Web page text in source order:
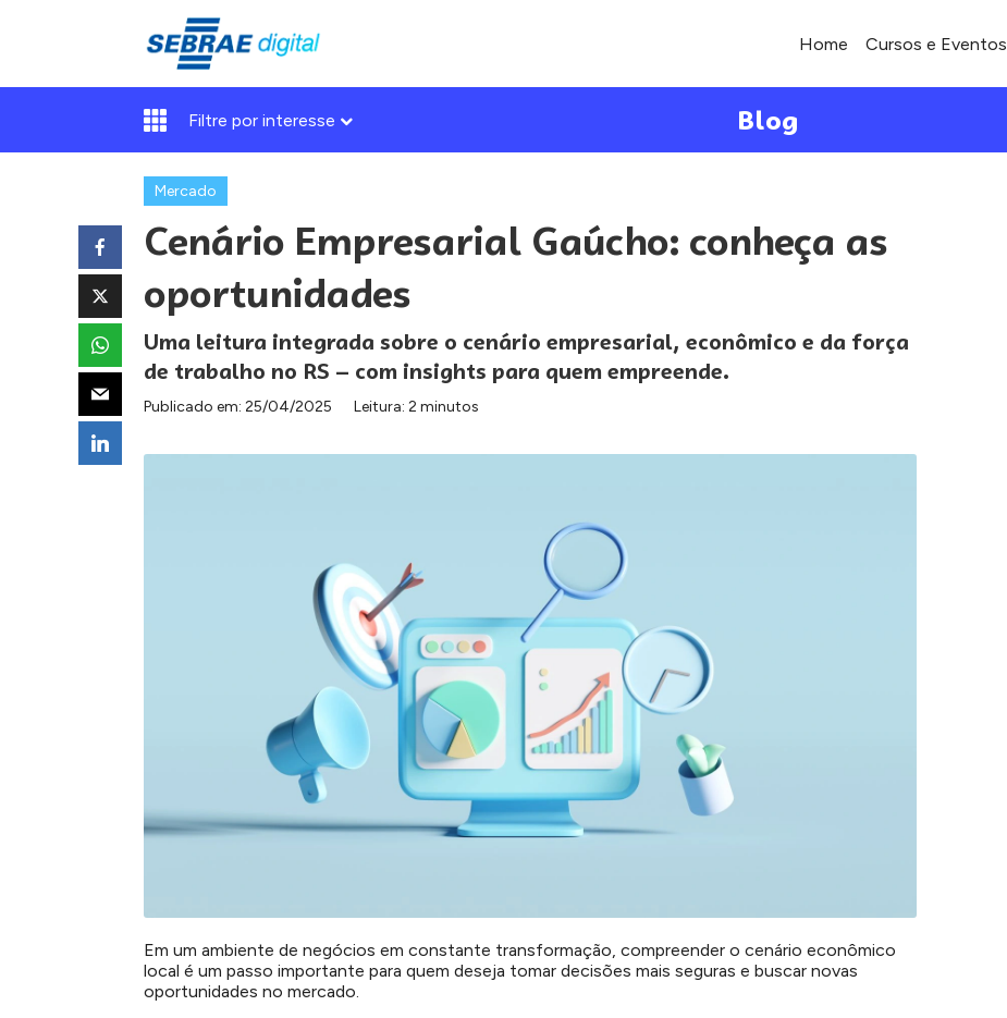
Home Cursos e Eventos
Filtre por interesse Blog
Mercado
Cenário Empresarial Gaúcho: conheça as
oportunidades
Uma leitura integrada sobre o cenário empresarial, econômico e da força
de trabalho no RS — com insights para quem empreende.
Publicado em: 25/04/2025 Leitura: 2 minutos
Em um ambiente de negócios em constante transformação, compreender o cenário econômico
local é um passo importante para quem deseja tomar decisões mais seguras e buscar novas
oportunidades no mercado.